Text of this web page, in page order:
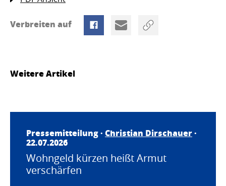
Verbreiten auf
Weitere Artikel
Pressemitteilung · Christian Dirschauer·
22.07.2026
Wohngeld kürzen heißt Armut
verschärfen